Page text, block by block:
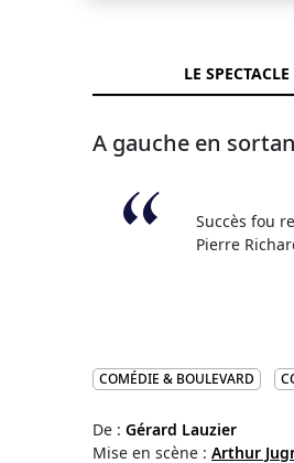
LE SPECTACLE
A gauche en
Succès fou
Pierre
COMÉDIE & BOULEVARD
De : Gérard Lauzier
Mise en scène : Arthur